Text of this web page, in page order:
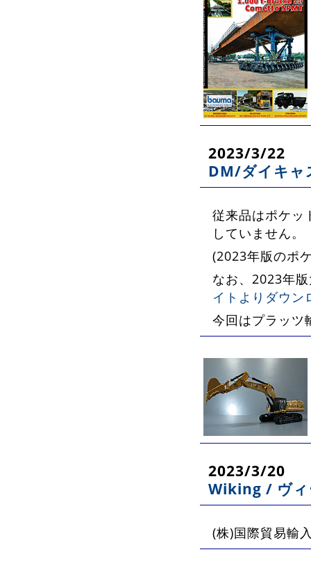
2023/3/22
DM/ダイキャ
従来品はポケッ
していません。
(2023年版のポ
なお、2023年
イトよりダウン
今回はプラッツ
2023/3/20
Wiking / ヴィ
(株)国際貿易輸